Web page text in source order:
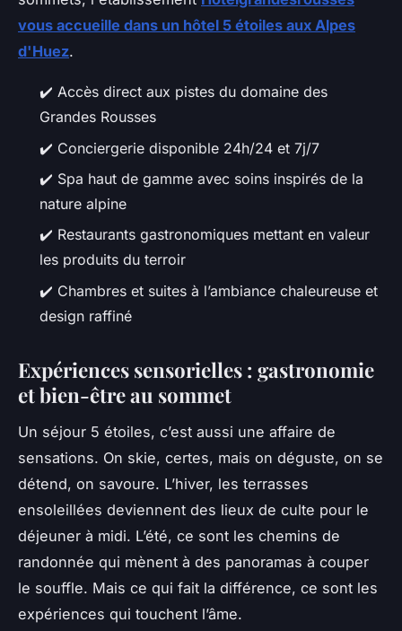
vous accueille dans un hôtel 5 étoiles aux Alpes
d'Huez.
✔️ Accès direct aux pistes du domaine des
Grandes Rousses
✔️ Conciergerie disponible 24h/24 et 7j/7
✔️ Spa haut de gamme avec soins inspirés de la
nature alpine
✔️ Restaurants gastronomiques mettant en valeur
les produits du terroir
✔️ Chambres et suites à l’ambiance chaleureuse et
design raffiné
Expériences sensorielles : gastronomie
et bien-être au sommet
Un séjour 5 étoiles, c’est aussi une affaire de
sensations. On skie, certes, mais on déguste, on se
détend, on savoure. L’hiver, les terrasses
ensoleillées deviennent des lieux de culte pour le
déjeuner à midi. L’été, ce sont les chemins de
randonnée qui mènent à des panoramas à couper
le souffle. Mais ce qui fait la différence, ce sont les
expériences qui touchent l’âme.